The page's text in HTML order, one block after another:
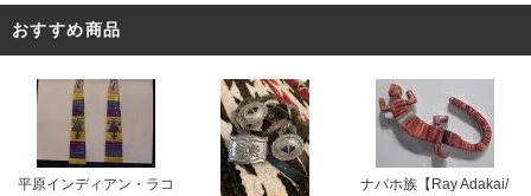
おすすめ商品
平原インディアン・ラコ
ナバホ族【Ray Adakai/